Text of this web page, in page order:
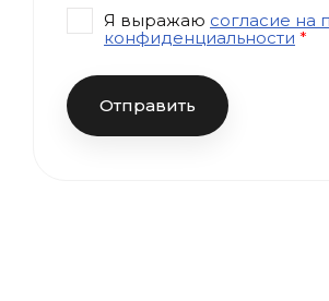
Я выражаю согласие на
конфиденциальности *
Отправить